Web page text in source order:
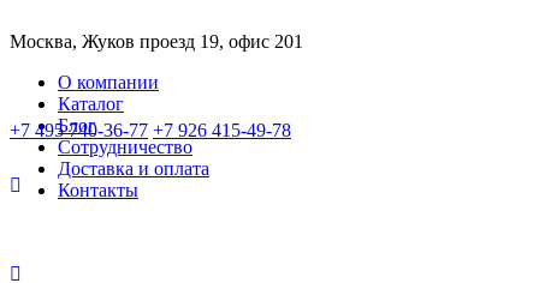
Москва, Жуков проезд 19, офис 201
О компании
Каталог
Блог
Сотрудничество
Доставка и оплата
Контакты
+7 495 740-36-77 +7 926 415-49-78